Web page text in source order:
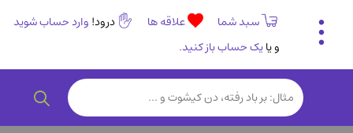
سبد شما علاقه ها درود! وارد حساب شوید
و یایک حساب باز کنید.
تاریخی و فرهنگی
(838)
رمان و داستان ایرانی(307)